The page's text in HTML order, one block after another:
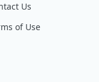
Us
of Use